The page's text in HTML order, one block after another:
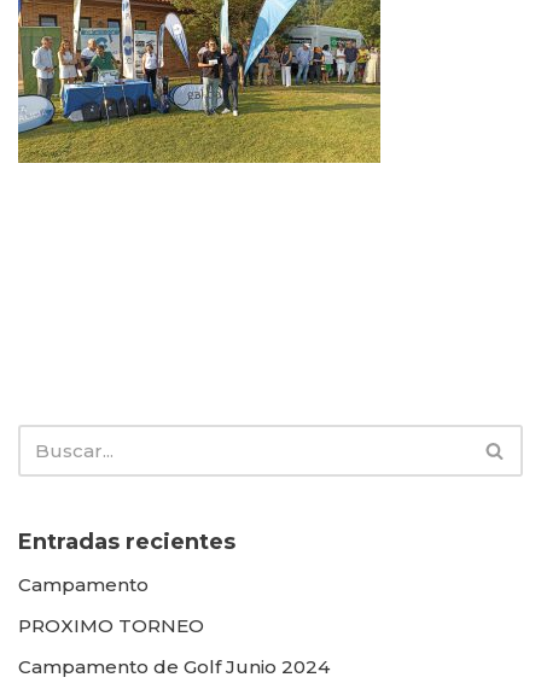
Entradas recientes
Campamento
PROXIMO TORNEO
Campamento de Golf Junio 2024